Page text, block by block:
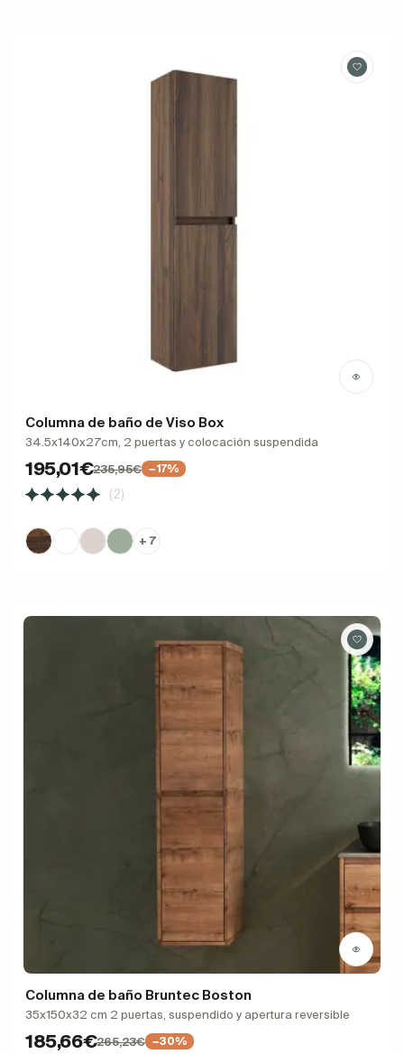
Columna de baño de Viso Box
34.5x140x27cm, 2 puertas y colocación suspendida
195,01€235,95€ −17%
(2)
+ 7
Columna de baño Bruntec Boston
35x150x32 cm 2 puertas, suspendido y apertura reversible
185,66€265,23€ −30%